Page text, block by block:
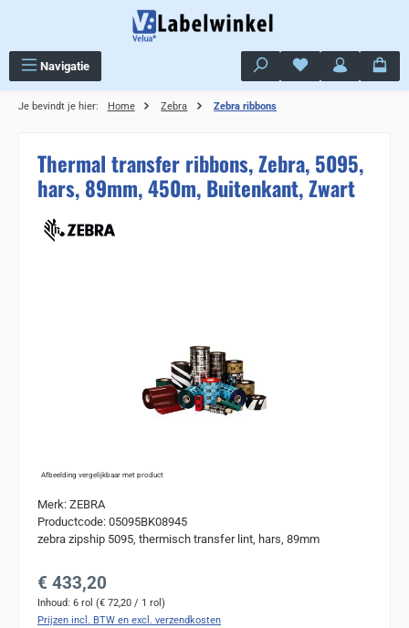
Navigatie Je hebt 0 items op
Je bevindt je hier: Home Zebra Zebra ribbons
Thermal transfer ribbons, Zebra, 5095,
hars, 89mm, 450m, Buitenkant, Zwart
Afbeelding vergelijkbaar met product
Merk: ZEBRA
Productcode: 05095BK08945
zebra zipship 5095, thermisch transfer lint, hars, 89mm
Normale prijs:
€ 433,20
Inhoud: 6 rol (€ 72,20 / 1 rol)
Prijzen incl. BTW en excl. verzendkosten